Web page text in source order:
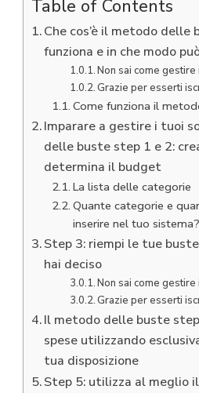
Table of Contents
Che cos’è il metodo delle
funziona e in che modo
Non sai come
Grazie per esserti
Come funziona il
Imparare a gestire i tuoi
delle buste step 1 e 2:
determina il budget
La lista delle categorie
Quante categorie e
inserire nel tuo sistema?
Step 3: riempi le tue
hai deciso
Non sai come
Grazie per esserti
Il metodo delle buste
spese utilizzando
tua disposizione
Step 5: utilizza al meglio